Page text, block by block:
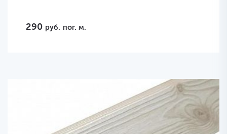
290 руб. пог. м.